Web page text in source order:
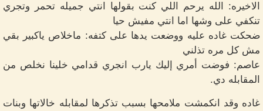
الاخيره: الله يرحم اللي كنت بقولها انتي جميله تحمر وتجري
تنكفي على وشها اما انتي مفيش حيا
ضحكت غاده عليه ووضعت يدها على كتفه: ماخلاص ياكبير بقي
مش كل مره تذلني
عاصم: فوضت أمري إليك يارب انجري قدامي خلينا نخلص من
المقابله دي.
غاده وقد انكمشت ملامحها بسبب تذكرها لمقابله خالاتها وبنات